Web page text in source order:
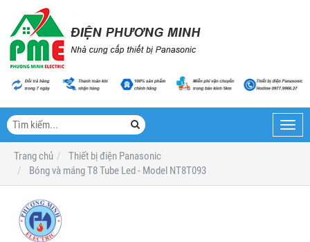
Trang chủ
Thiết bị điện Panasonic
Bóng và máng T8 Tube Led - Model NT8T093